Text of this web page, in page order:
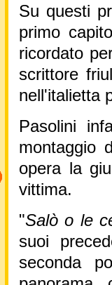
Su questi
primo
ricordato
scrittore
nell'italietta
Pasolini
montaggio
opera la
vittima.
"Salò o le
suoi
seconda